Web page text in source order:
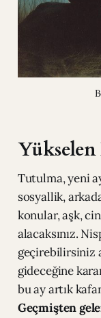
Yükselen
Tutulma, yeni
sosyallik,
konular, aşk,
alacaksınız.
geçirebilirsiniz
gideceğine
bu ay artık
Geçmişten